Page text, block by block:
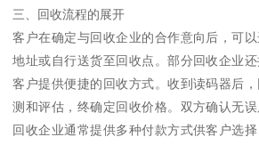
三、回收流程的展开
客户在确定与回收企业的合作意向后，可
地址或自行送货至回收点。部分回收企业
客户提供便捷的回收方式。收到读码器后
测和评估，终确定回收价格。双方确认无
回收企业通常提供多种付款方式供客户选